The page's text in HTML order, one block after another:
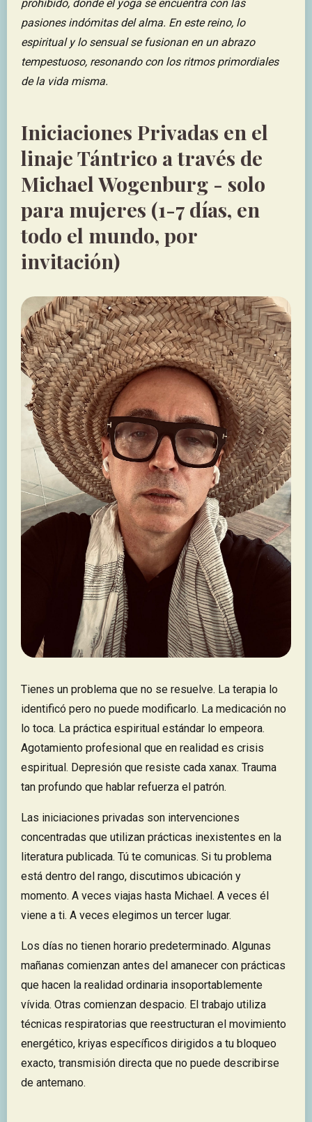
prohibido, donde el yoga se encuentra con las
pasiones indómitas del alma. En este reino, lo
espiritual y lo sensual se fusionan en un abrazo
tempestuoso, resonando con los ritmos primordiales
de la vida misma.
Iniciaciones Privadas en el
linaje Tántrico a través de
Michael Wogenburg - solo
para mujeres (1-7 días, en
todo el mundo, por
invitación)
Tienes un problema que no se resuelve. La terapia lo
identificó pero no puede modificarlo. La medicación no
lo toca. La práctica espiritual estándar lo empeora.
Agotamiento profesional que en realidad es crisis
espiritual. Depresión que resiste cada xanax. Trauma
tan profundo que hablar refuerza el patrón.
Las iniciaciones privadas son intervenciones
concentradas que utilizan prácticas inexistentes en la
literatura publicada. Tú te comunicas. Si tu problema
está dentro del rango, discutimos ubicación y
momento. A veces viajas hasta Michael. A veces él
viene a ti. A veces elegimos un tercer lugar.
Los días no tienen horario predeterminado. Algunas
mañanas comienzan antes del amanecer con prácticas
que hacen la realidad ordinaria insoportablemente
vívida. Otras comienzan despacio. El trabajo utiliza
técnicas respiratorias que reestructuran el movimiento
energético, kriyas específicos dirigidos a tu bloqueo
exacto, transmisión directa que no puede describirse
de antemano.